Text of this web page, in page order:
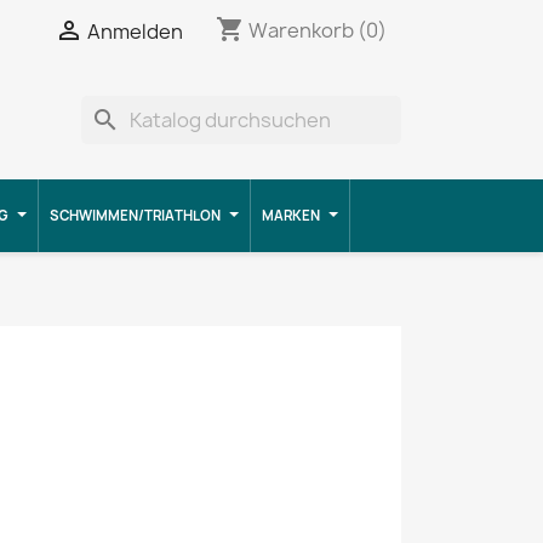
 Anmelden shopping_cart Warenkorb (0)
search
SCHWIMMEN/TRIATHLON MARKEN